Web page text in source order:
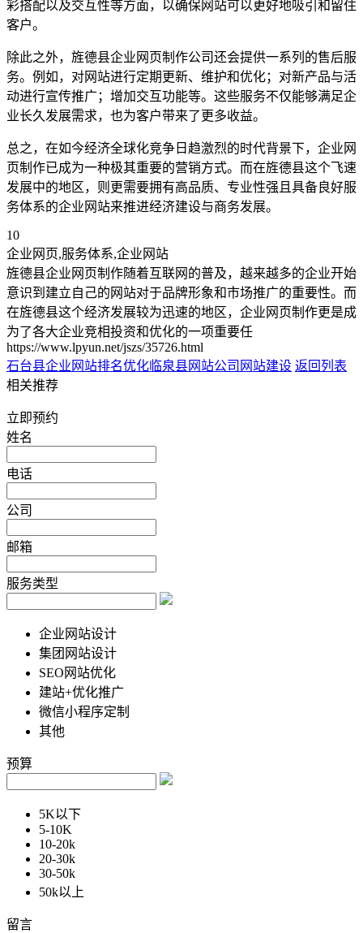
彩搭配以及交互性等方面，以确保网站可以更好地吸引和留住
客户。
除此之外，旌德县企业网页制作公司还会提供一系列的售后服
务。例如，对网站进行定期更新、维护和优化；对新产品与活
动进行宣传推广；增加交互功能等。这些服务不仅能够满足企
业长久发展需求，也为客户带来了更多收益。
总之，在如今经济全球化竞争日趋激烈的时代背景下，企业网
页制作已成为一种极其重要的营销方式。而在旌德县这个飞速
发展中的地区，则更需要拥有高品质、专业性强且具备良好服
务体系的企业网站来推进经济建设与商务发展。
10
企业网页,服务体系,企业网站
旌德县企业网页制作随着互联网的普及，越来越多的企业开始
意识到建立自己的网站对于品牌形象和市场推广的重要性。而
在旌德县这个经济发展较为迅速的地区，企业网页制作更是成
为了各大企业竞相投资和优化的一项重要任
https://www.lpyun.net/jszs/35726.html
石台县企业网站排名优化 临泉县网站公司网站建设 返回列表
相关推荐
立即预约
姓名
电话
公司
邮箱
服务类型
企业网站设计
集团网站设计
SEO网站优化
建站+优化推广
微信小程序定制
其他
预算
5K以下
5-10K
10-20k
20-30k
30-50k
50k以上
留言